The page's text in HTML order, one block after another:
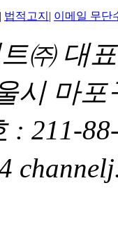
| 법적고지 | 이메일 무단
㈜ 대
시 마
: 211-